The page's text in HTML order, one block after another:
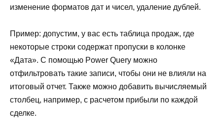
изменение форматов дат и чисел, удаление дублей.
Пример: допустим, у вас есть таблица продаж, где
некоторые строки содержат пропуски в колонке
«Дата». С помощью Power Query можно
отфильтровать такие записи, чтобы они не влияли на
итоговый отчет. Также можно добавить вычисляемый
столбец, например, с расчетом прибыли по каждой
сделке.